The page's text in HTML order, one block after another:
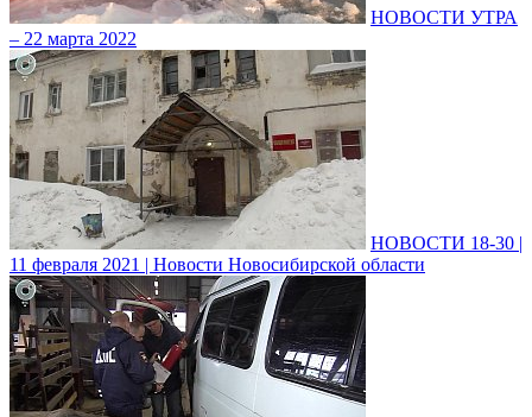
НОВОСТИ УТРА
– 22 марта 2022
НОВОСТИ 18-30 |
11 февраля 2021 | Новости Новосибирской области